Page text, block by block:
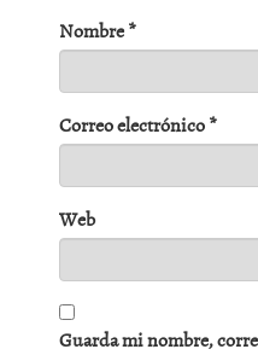
Nombre*
Correo electrónico*
Web
Guarda mi nombre,